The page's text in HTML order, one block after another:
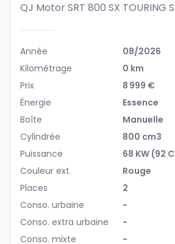
QJ Motor SRT 800 SX TOURING
Année
08/2026
Kilométrage
0 km
Prix
8 999 €
Énergie
Essence
Boîte
Manuelle
Cylindrée
800 cm3
Puissance
68 KW (92
Couleur ext.
Rouge
Places
2
Conso. urbaine
-
Conso. extra urbaine
-
Conso. mixte
-